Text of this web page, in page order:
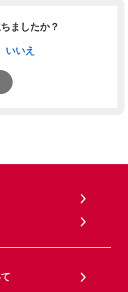
ましたか？
いいえ